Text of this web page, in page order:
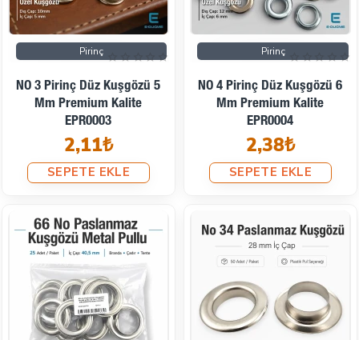
Pirinç
NO 3 Pirinç Düz Kuşgözü 5
Mm Premium Kalite
EPR0003
2,11₺
SEPETE EKLE
Pirinç
NO 4 Pirinç Düz Kuşgözü 6
Mm Premium Kalite
EPR0004
2,38₺
SEPETE EKLE